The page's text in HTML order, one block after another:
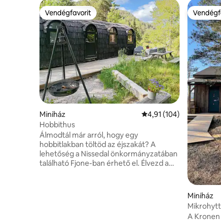
Vendégfavorit
Vendégfavorit
Miniház Átlagos értékelés: 5/
4,91 (104)
Hobbithus
Álmodtál már arról, hogy egy
hobbitlakban töltöd az éjszakát? A
lehetőség a Nissedal önkormányzatában
található Fjone-ban érhető el. Élvezd a
Miniház
stranddal
A